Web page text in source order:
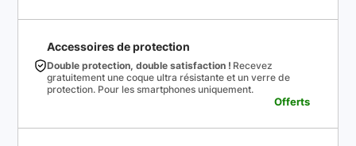
Accessoires de protection
Double protection, double satisfaction ! Recevez
gratuitement une coque ultra résistante et un verre de
protection. Pour les smartphones uniquement.
Offerts